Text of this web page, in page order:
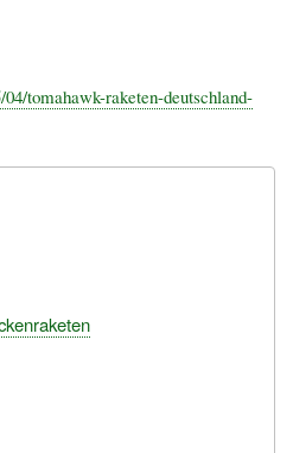
tomahawk-raketen-deutschland-